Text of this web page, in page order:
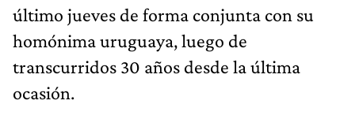
último jueves de forma conjunta con su
homónima uruguaya, luego de
transcurridos 30 años desde la última
ocasión.